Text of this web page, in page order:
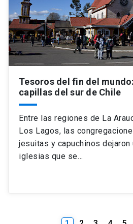
Tesoros del fin del
capillas del sur de Chile
Entre las regiones de La
Los Lagos, las
jesuitas y capuchinos
iglesias que se…